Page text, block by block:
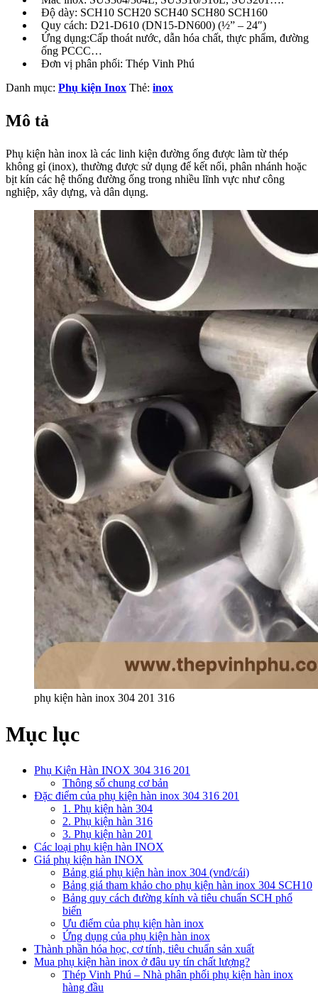
Độ dày: SCH10 SCH20 SCH40 SCH80 SCH160
Quy cách: D21-D610 (DN15-DN600) (½” – 24″)
Ứng dụng:Cấp thoát nước, dẫn hóa chất, thực phẩm, đường
ống PCCC…
Đơn vị phân phối: Thép Vinh Phú
Danh mục: Phụ kiện Inox Thẻ: inox
Mô tả
Phụ kiện hàn inox là các linh kiện đường ống được làm từ thép
không gỉ (inox), thường được sử dụng để kết nối, phân nhánh hoặc
bịt kín các hệ thống đường ống trong nhiều lĩnh vực như công
nghiệp, xây dựng, và dân dụng.
phụ kiện hàn inox 304 201 316
Mục lục
Phụ Kiện Hàn INOX 304 316 201
Thông số chung cơ bản
Đặc điểm của phụ kiện hàn inox 304 316 201
1. Phụ kiện hàn 304
2. Phụ kiện hàn 316
3. Phụ kiện hàn 201
Các loại phụ kiện hàn INOX
Giá phụ kiện hàn INOX
Bảng giá phụ kiện hàn inox 304 (vnđ/cái)
Bảng giá tham khảo cho phụ kiện hàn inox 304 SCH10
Bảng quy cách đường kính và tiêu chuẩn SCH phổ
biến
Ưu điểm của phụ kiện hàn inox
Ứng dụng của phụ kiện hàn inox
Thành phần hóa học, cơ tính, tiêu chuẩn sản xuất
Mua phụ kiện hàn inox ở đâu uy tín chất lượng?
Thép Vinh Phú – Nhà phân phối phụ kiện hàn inox
hàng đầu